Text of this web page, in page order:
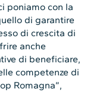
poniamo con la
di garantire
di crescita di
anche
di beneficiare,
competenze di
Romagna”,